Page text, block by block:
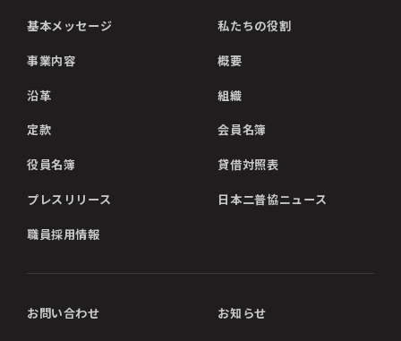
基本メッセージ 私たちの役割
事業内容 概要
沿革 組織
定款 会員名簿
役員名簿 貸借対照表
プレスリリース 日本二普協ニュース
職員採用情報
お問い合わせ お知らせ